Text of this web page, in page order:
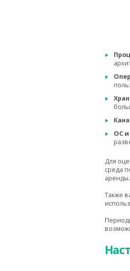
ОС
Для
среда
аренды.
Также